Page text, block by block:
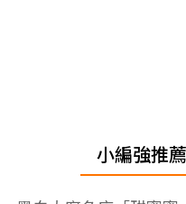
小編強推薦